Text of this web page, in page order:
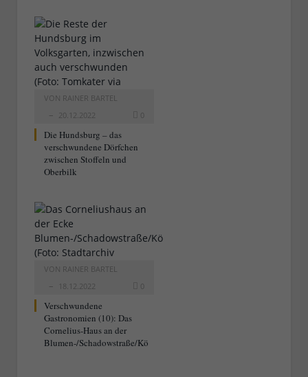
VON RAINER BARTEL
20.12.2022
0
Die Hundsburg – das
verschwundene Dörfchen
zwischen Stoffeln und
Oberbilk
VON RAINER BARTEL
18.12.2022
0
Verschwundene
Gastronomien (10): Das
Cornelius-Haus an der
Blumen-/Schadowstraße/Kö